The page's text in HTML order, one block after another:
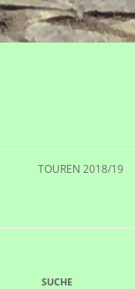
TOUREN 2018/19
SUCHE